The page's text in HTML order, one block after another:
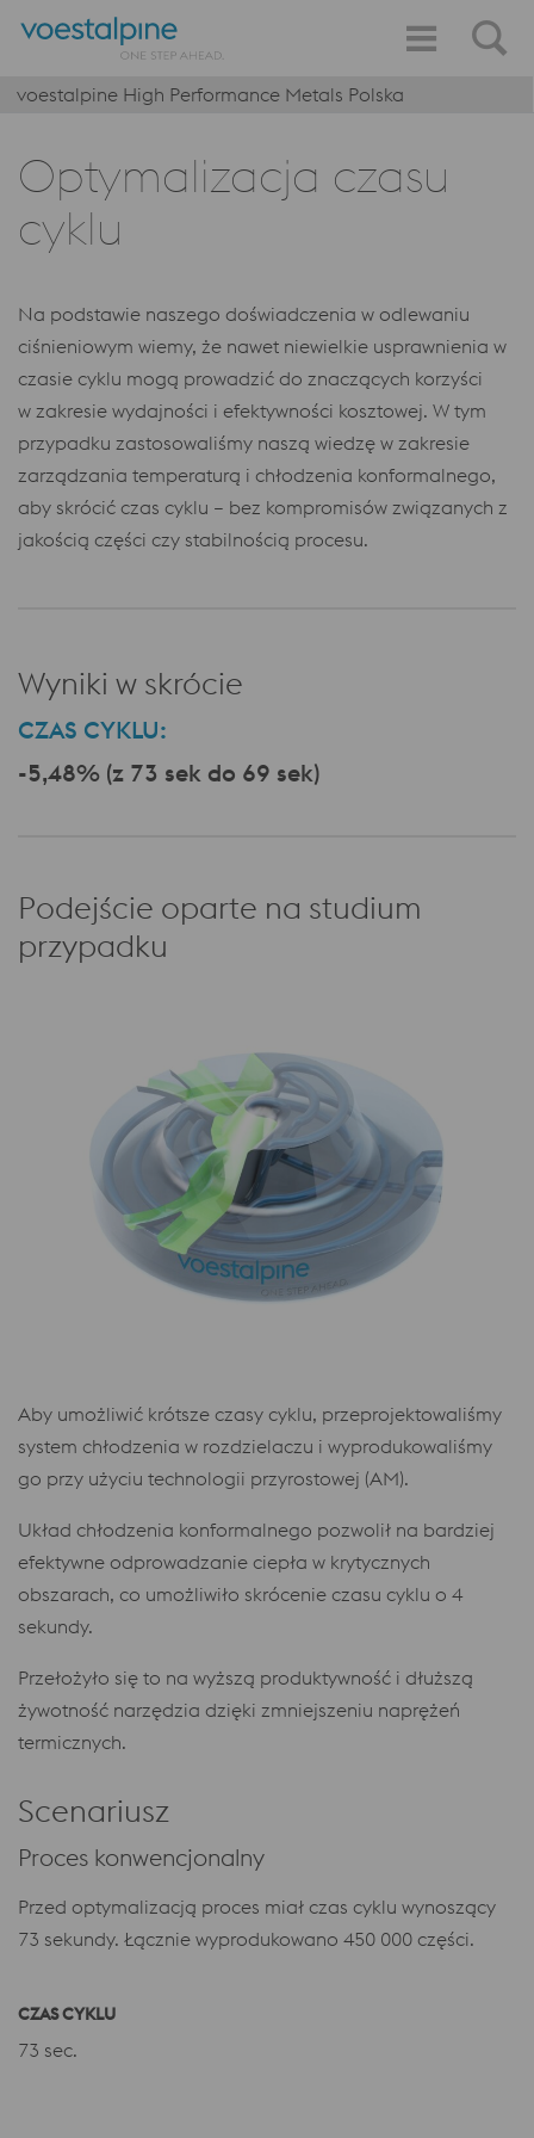
voestalpine High Performance Metals Polska
Optymalizacja czasu
cyklu
Na podstawie naszego doświadczenia w odlewaniu
ciśnieniowym wiemy, że nawet niewielkie usprawnienia w
czasie cyklu mogą prowadzić do znaczących korzyści
w zakresie wydajności i efektywności kosztowej. W tym
przypadku zastosowaliśmy naszą wiedzę w zakresie
zarządzania temperaturą i chłodzenia konformalnego,
aby skrócić czas cyklu – bez kompromisów związanych z
jakością części czy stabilnością procesu.
Wyniki w skrócie
CZAS CYKLU:
-5,48% (z 73 sek do 69 sek)
Podejście oparte na studium
przypadku
Aby umożliwić krótsze czasy cyklu, przeprojektowaliśmy
system chłodzenia w rozdzielaczu i wyprodukowaliśmy
go przy użyciu technologii przyrostowej (AM).
Układ chłodzenia konformalnego pozwolił na bardziej
efektywne odprowadzanie ciepła w krytycznych
obszarach, co umożliwiło skrócenie czasu cyklu o 4
sekundy.
Przełożyło się to na wyższą produktywność i dłuższą
żywotność narzędzia dzięki zmniejszeniu naprężeń
termicznych.
Scenariusz
Proces konwencjonalny
Przed optymalizacją proces miał czas cyklu wynoszący
73 sekundy. Łącznie wyprodukowano 450 000 części.
CZAS CYKLU
73 sec.